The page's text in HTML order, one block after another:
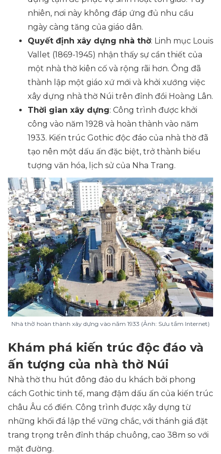
nhiên, nơi này không đáp ứng đủ nhu cầu
ngày càng tăng của giáo dân.
Quyết định xây dựng nhà thờ: Linh mục Louis
Vallet (1869-1945) nhận thấy sự cần thiết của
một nhà thờ kiên cố và rộng rãi hơn. Ông đã
thành lập một giáo xứ mới và khởi xướng việc
xây dựng nhà thờ Núi trên đỉnh đồi Hoàng Lân.
Thời gian xây dựng: Công trình được khởi
công vào năm 1928 và hoàn thành vào năm
1933. Kiến trúc Gothic độc đáo của nhà thờ đã
tạo nên một dấu ấn đặc biệt, trở thành biểu
tượng văn hóa, lịch sử của Nha Trang.
Nhà thờ hoàn thành xây dựng vào năm 1933 (Ảnh: Sưu tầm Internet)
Khám phá kiến trúc độc đáo và
ấn tượng của nhà thờ Núi
Nhà thờ thu hút đông đảo du khách bởi phong
cách Gothic tinh tế, mang đậm dấu ấn của kiến trúc
châu Âu cổ điển. Công trình được xây dựng từ
những khối đá lập thể vững chắc, với thánh giá đặt
trang trọng trên đỉnh tháp chuông, cao 38m so với
mặt đường.